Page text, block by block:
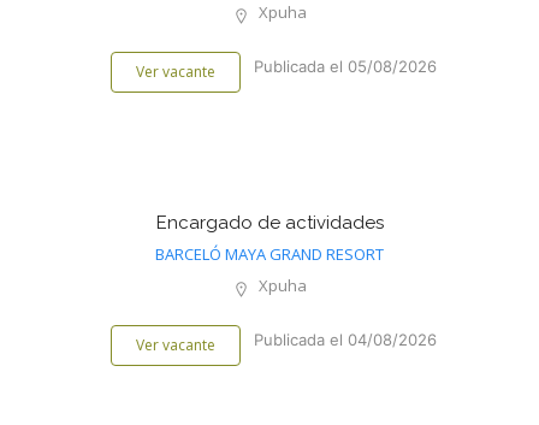
Xpuha
Ver vacante Publicada el 05/08/2026
Encargado de actividades
BARCELÓ MAYA GRAND RESORT
Xpuha
Ver vacante Publicada el 04/08/2026